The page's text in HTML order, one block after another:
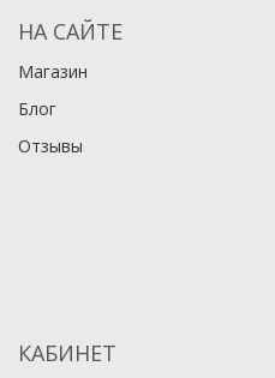
НА САЙТЕ
Магазин
Блог
Отзывы
КАБИНЕТ